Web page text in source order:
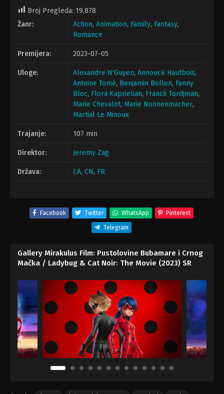
Broj Pregleda: 19,878
Žanr:
Action, Animation, Family, Fantasy,
Romance
Premijera: 2023-07-05
Uloge: Alexandre N'Guyen, Annouck Hautbois,
Antoine Tomé, Benjamin Bollen, Fanny
Bloc, Flora Kaprielian, Franck Tordjman,
Marie Chevalot, Marie Nonnenmacher,
Martial Le Minoux
Trajanje: 107 min
Direktor: Jeremy Zag
Država: CA, CN, FR
Facebook Twitter WhatsApp Pinterest
Telegram
Gallery Mirakulus Film: Pustolovine Bubamare i Crnog
Mačka / Ladybug & Cat Noir: The Movie (2023) SR